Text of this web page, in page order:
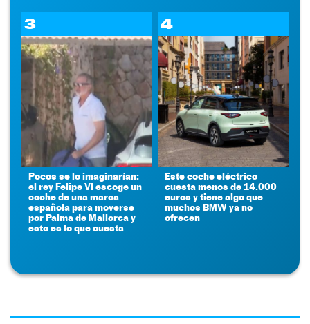
3
Pocos se lo imaginarían:
el rey Felipe VI escoge un
coche de una marca
española para moverse
por Palma de Mallorca y
esto es lo que cuesta
4
Este coche eléctrico
cuesta menos de 14.000
euros y tiene algo que
muchos BMW ya no
ofrecen